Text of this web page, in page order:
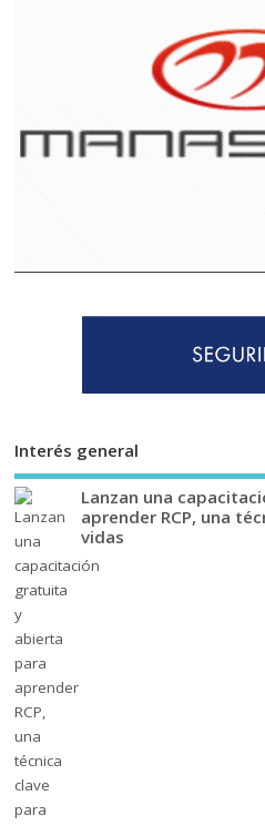
Interés general
Lanzan una
aprender RCP, una
vidas